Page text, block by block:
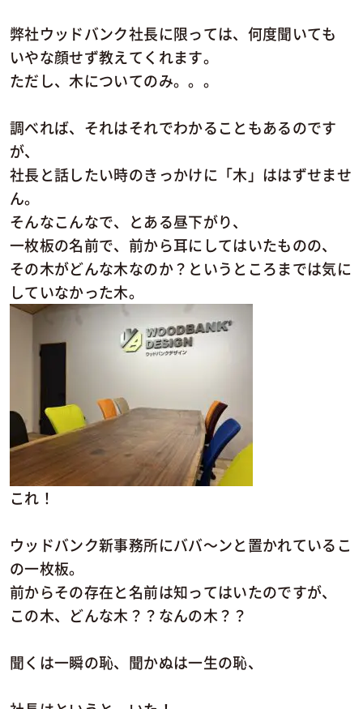
弊社ウッドバンク社長に限っては、何度聞いても
いやな顔せず教えてくれます。
ただし、木についてのみ。。。
調べれば、それはそれでわかることもあるのです
が、
社長と話したい時のきっかけに「木」ははずせませ
ん。
そんなこんなで、とある昼下がり、
一枚板の名前で、前から耳にしてはいたものの、
その木がどんな木なのか？というところまでは気に
していなかった木。
これ！
ウッドバンク新事務所にババ～ンと置かれているこ
の一枚板。
前からその存在と名前は知ってはいたのですが、
この木、どんな木？？なんの木？？
聞くは一瞬の恥、聞かぬは一生の恥、